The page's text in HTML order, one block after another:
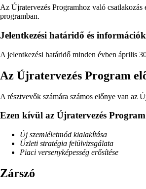
Az Újratervezés Programhoz való
programban.
Jelentkezési határidő és információk
A jelentkezési határidő minden évben április
Az Újratervezés Program
A résztvevők számára számos előnye van az
Ezen kívül az Újratervezés
Új szemléletmód kialakítása
Üzleti stratégia felülvizsgálata
Piaci versenyképesség erősítése
Zárszó